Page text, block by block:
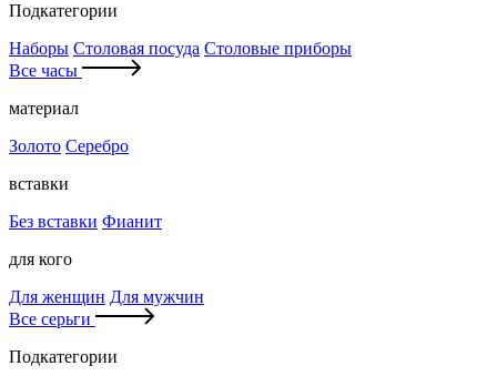
Подкатегории
Наборы Столовая посуда Столовые приборы
Все часы
материал
Золото Серебро
вставки
Без вставки Фианит
для кого
Для женщин Для мужчин
Все серьги
Подкатегории